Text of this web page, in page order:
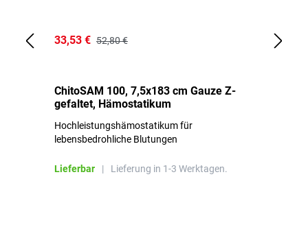
33,53 € 52,80 €
ChitoSAM 100, 7,5x183 cm Gauze Z-
gefaltet, Hämostatikum
Hochleistungshämostatikum für
lebensbedrohliche Blutungen
Lieferbar | Lieferung in 1-3 Werktagen.